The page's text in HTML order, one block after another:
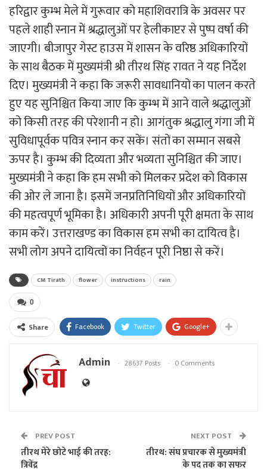
हरिद्वार कुम्भ मेले में गुरूवार को महाशिवरात्रि के अवसर पर
पहले शाही स्नान में श्रद्धालुओं पर हेलीकाप्टर से पुष्प वर्षा की
जाएगी। बीजापुर गेस्ट हाउस में शासन के वरिष्ठ अधिकारियों
के साथ बैठक में मुख्यमंत्री श्री तीरथ सिंह रावत ने यह निर्देश
दिए। मुख्यमंत्री ने कहा कि जरूरी सावधानियों का पालन करते
हुए यह सुनिश्चित किया जाए कि कुम्भ में आने वाले श्रद्धालुओं
को किसी तरह की परेशानी न हो। आगंतुक श्रद्धालु गंगा जी में
सुविधापूर्वक पवित्र स्नान कर सकें। संतों का सम्मान सबसे
ऊपर है। कुम्भ की दिव्यता और भव्यता सुनिश्चित की जाए।
मुख्यमंत्री ने कहा कि हम सभी को मिलकर प्रदेश को विकास
की ओर ले जाना है। इसमें जनप्रतिनिधियों और अधिकारियों
की महत्वपूर्ण भूमिका है। अधिकारी अपनी पूरी क्षमता के साथ
काम करें। उत्तराखण्ड का विकास हम सभी का दायित्व है।
सभी लोग अपने दायित्वों का निर्वहन पूरी निष्ठा से करें।
CM Tirath flower instructions rain
0
Share Facebook Twitter Google+
Admin 28637 Posts 0 Comments
PREV POST
तीरथ मेरे छोटे भाई की तरह:
त्रिवेंद्र
NEXT POST
तीरथ: संघ प्रचारक से मुख्यमंत्री
के पद तक का सफर